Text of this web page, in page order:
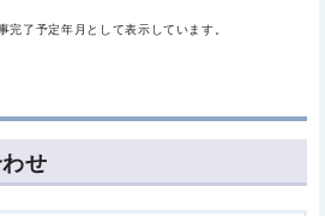
了予定年月として表示しています。
せ